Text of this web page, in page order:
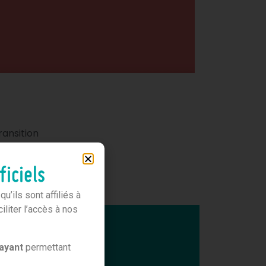
sont affiliés à
l’accès à nos
permettant